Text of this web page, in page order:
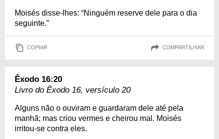
Moisés disse-lhes: “Ninguém reserve dele para o dia
seguinte.”
COPIAR COMPARTILHAR
Êxodo 16:20
Livro do Êxodo 16, versículo 20
Alguns não o ouviram e guardaram dele até pela
manhã; mas criou vermes e cheirou mal. Moisés
irritou-se contra eles.